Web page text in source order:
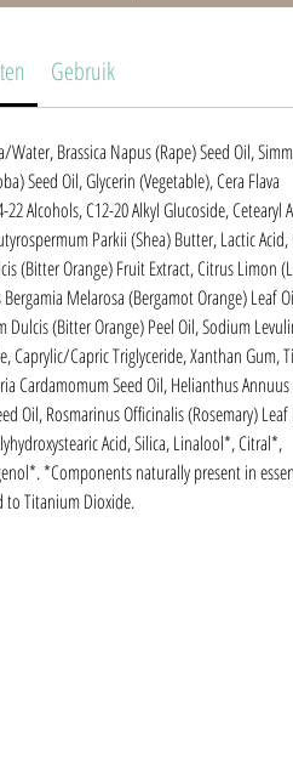
Gebruik
Water, Brassica Napus (Rape) Seed Oil,
Seed Oil, Glycerin (Vegetable), Cera Flava
22 Alcohols, C12-20 Alkyl Glucoside, Cetearyl
Parkii (Shea) Butter, Lactic
(Bitter Orange) Fruit Extract, Citrus Limon
Bergamia Melarosa (Bergamot Orange) Leaf
Dulcis (Bitter Orange) Peel Oil, Sodium
Caprylic/Capric Triglyceride, Xanthan Gum,
Cardamomum Seed Oil, Helianthus Annuus
Oil, Rosmarinus Officinalis (Rosemary) Leaf
Acid, Silica, Linalool*, Citral*,
*Components naturally present in
Titanium Dioxide.